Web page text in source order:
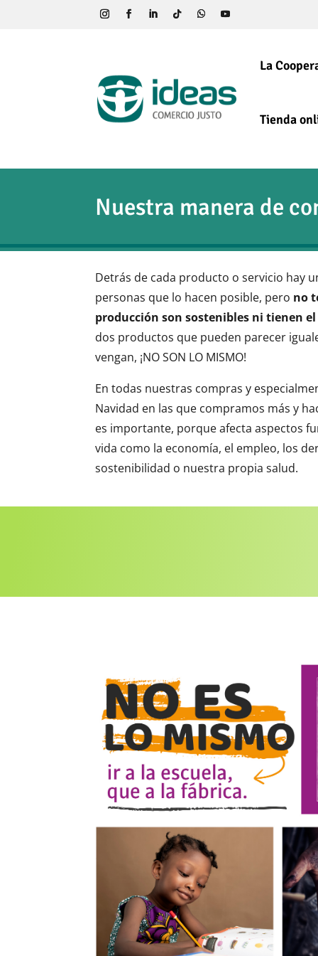
La
Tienda
Nuestra manera de
Detrás de cada producto o servicio hay
personas que lo hacen posible, pero no
producción son sostenibles ni tienen
dos productos que pueden parecer
vengan, ¡NO SON LO MISMO!
En todas nuestras compras y
Navidad en las que compramos más y
es importante, porque afecta aspectos
vida como la economía, el empleo, los
sostenibilidad o nuestra propia salud.